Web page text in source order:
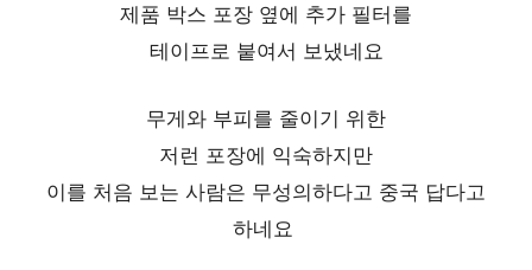
제품 박스 포장 옆에 추가 필터를
테이프로 붙여서 보냈네요
무게와 부피를 줄이기 위한
저런 포장에 익숙하지만
이를 처음 보는 사람은 무성의하다고 중국 답다고
하네요